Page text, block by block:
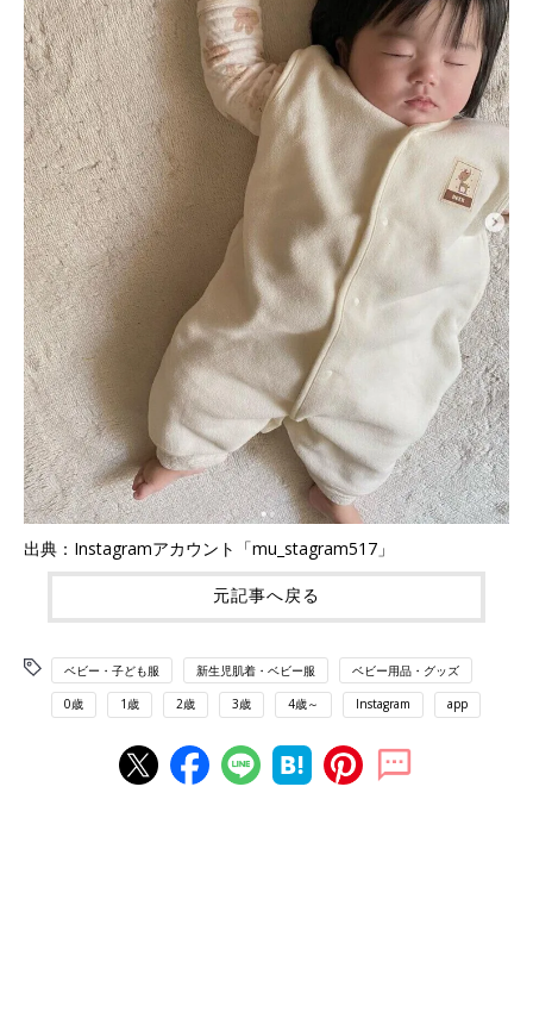
出典：Instagramアカウント「mu_stagram517」
元記事へ戻る
ベビー・子ども服 新生児肌着・ベビー服 ベビー用品・グッズ
0歳 1歳 2歳 3歳 4歳～ Instagram app